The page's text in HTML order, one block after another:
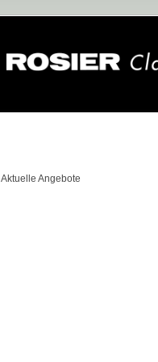
Aktuelle Angebote